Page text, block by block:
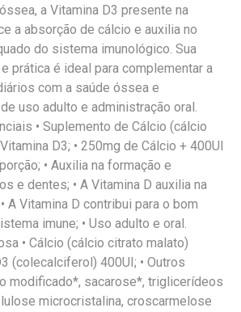
a Vitamina D3 presente na
a absorção de cálcio e auxilia no
do sistema imunológico. Sua
prática é ideal para complementar a
com a saúde óssea e
uso adulto e administração oral.
• Suplemento de Cálcio (cálcio
D3; • 250mg de Cálcio + 400UI
• Auxilia na formação e
e dentes; • A Vitamina D auxilia na
A Vitamina D contribui para o bom
imune; • Uso adulto e oral.
• Cálcio (cálcio citrato malato)
(colecalciferol) 400UI; • Outros
modificado*, sacarose*, triglicerídeos
microcristalina, croscarmelose